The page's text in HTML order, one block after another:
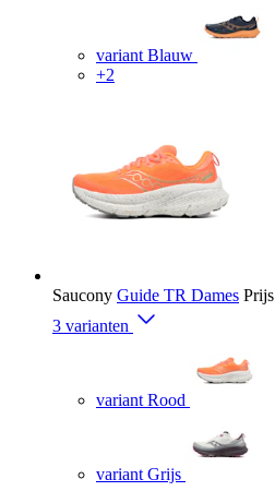
variant Blauw
+2
Saucony Guide TR Dames Prijs
3 varianten
variant Rood
variant Grijs